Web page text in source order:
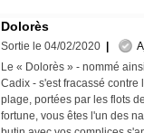
Dolorès
Sortie le 04/02/2020
Le « Dolorès » - nommé
Cadix - s'est fracassé
plage, portées par les flots
fortune, vous êtes l'un des